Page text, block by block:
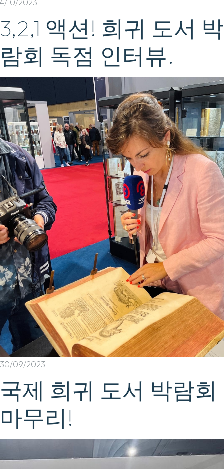
4/10/2023
3,2,1 액션! 희귀 도서 박
람회 독점 인터뷰.
30/09/2023
국제 희귀 도서 박람회
마무리!